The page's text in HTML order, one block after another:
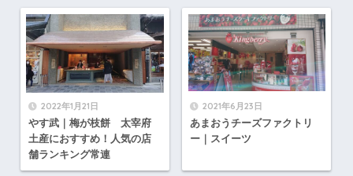
2022年1月21日
やす武｜梅が枝餅 太宰府
土産におすすめ！人気の店
舗ランキング常連
2021年6月23日
あまおうチーズファクトリ
ー｜スイーツ